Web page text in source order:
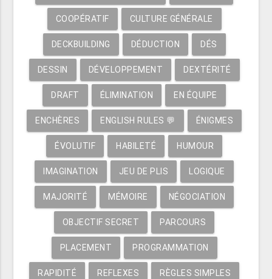
COOPÉRATIF CULTURE GÉNÉRALE
DECKBUILDING DÉDUCTION DÉS
DESSIN DÉVELOPPEMENT DEXTÉRITÉ
DRAFT ÉLIMINATION EN ÉQUIPE
ENCHÈRES ENGLISH RULES 💬 ÉNIGMES
ÉVOLUTIF HABILETÉ HUMOUR
IMAGINATION JEU DE PLIS LOGIQUE
MAJORITÉ MÉMOIRE NÉGOCIATION
OBJECTIF SECRET PARCOURS
PLACEMENT PROGRAMMATION
RAPIDITÉ REFLEXES RÈGLES SIMPLES